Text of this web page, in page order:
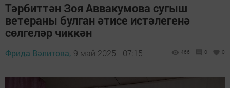
Тәрбиттән Зоя Аввакумова сугыш
ветераны булган әтисе истәлегенә
сөлгеләр чиккән
Фрида Вәлитова, 9 май 2025 - 07:15 466 0 0